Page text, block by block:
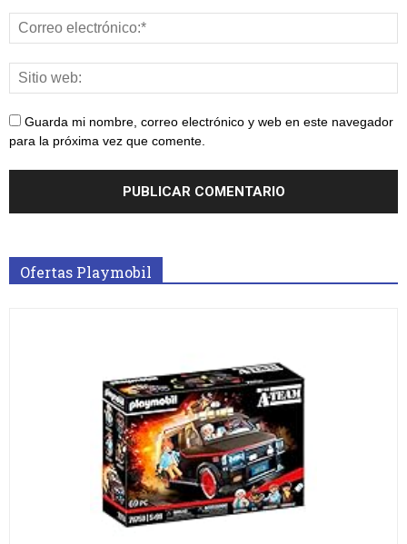
Guarda mi nombre, correo electrónico y web en este navegador
para la próxima vez que comente.
Ofertas Playmobil